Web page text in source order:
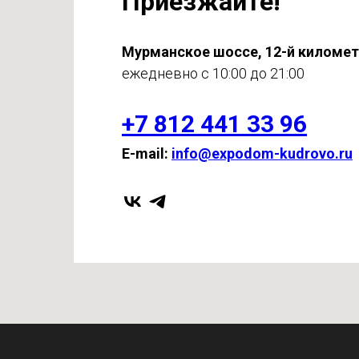
Мурманское шоссе, 12-й
ежедневно с 10:00 до 21:00
+7 812 441 33 96
E-mail: info@expodom-kudrovo.ru